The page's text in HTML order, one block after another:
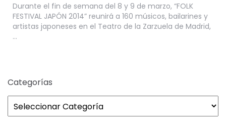
Durante el fin de semana del 8 y 9 de marzo, “FOLK
FESTIVAL JAPÓN 2014” reunirá a 160 músicos, bailarines y
artistas japoneses en el Teatro de la Zarzuela de Madrid,
…
Categorías